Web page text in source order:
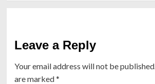
Leave a Reply
Your email address will not be published.
are marked*